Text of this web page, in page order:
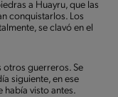
a Huayru, que las
conquistarlos. Los
se clavó en el
otros guerreros. Se
siguiente, en ese
había visto antes.